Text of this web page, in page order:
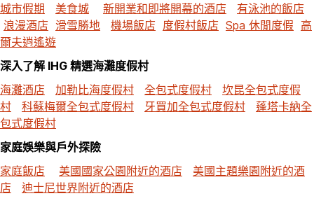
城市假期
美食城 新開業和即將開幕的酒店
有泳池的飯店
浪漫酒店 滑雪勝地 機場飯店 度假村飯店 Spa 休閒度假 高
爾夫逍遙遊
深入了解 IHG 精選海灘度假村
海灘酒店
加勒比海度假村 全包式度假村
坎昆全包式度假
村
科蘇梅爾全包式度假村 牙買加全包式度假村
蓬塔卡納全
包式度假村
家庭娛樂與戶外探險
家庭飯店
美國國家公園附近的酒店
美國主題樂園附近的酒
店
迪士尼世界附近的酒店